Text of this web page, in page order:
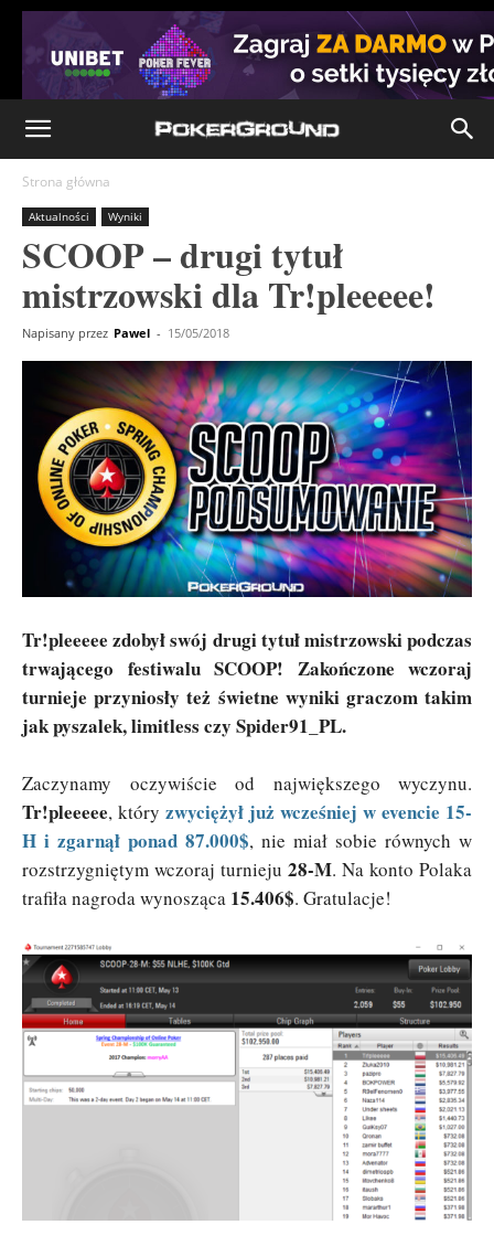
Strona główna
Aktualności Wyniki
SCOOP – drugi tytuł
mistrzowski dla Tr!pleeeee!
Napisany przez Pawel - 15/05/2018
Tr!pleeeee zdobył swój drugi tytuł mistrzowski podczas
trwającego festiwalu SCOOP! Zakończone wczoraj
turnieje przyniosły też świetne wyniki graczom takim
jak pyszalek, limitless czy Spider91_PL.
Zaczynamy oczywiście od największego wyczynu.
Tr!pleeeee, który zwyciężył już wcześniej w evencie 15-
H i zgarnął ponad 87.000$, nie miał sobie równych w
rozstrzygniętym wczoraj turnieju 28-M. Na konto Polaka
trafiła nagroda wynosząca 15.406$. Gratulacje!